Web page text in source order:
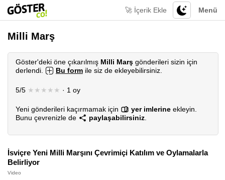
Menü
🚀 İçerik Ekle
Milli Marş
Göster'deki öne çıkarılmış Milli Marş gönderileri sizin için
derlendi.
Bu form ile siz de ekleyebilirsiniz.
5/5 ★★★★★ · 1 oy
Yeni gönderileri kaçırmamak için yer imlerine ekleyin.
Bunu çevrenizle de
paylaşabilirsiniz
İsviçre Yeni Milli Marşını Çevrimiçi Katılım ve Oylamalarla
Belirliyor
Video